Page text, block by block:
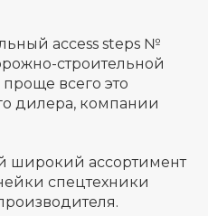
access steps №
строительной
всего это
дилера, компании
широкий ассортимент
спецтехники